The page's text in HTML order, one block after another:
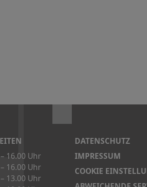
16.00 Uhr
16.00 Uhr
13.00 Uhr
DATENSCHUTZ
IMPRESSUM
COOKIE